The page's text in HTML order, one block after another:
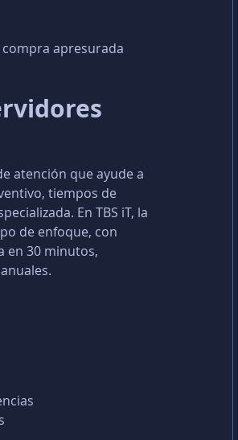
apresurada
atención que ayude a
tiempos de
En TBS iT, la
de enfoque, con
en 30 minutos,